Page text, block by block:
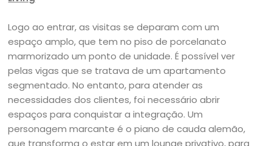
Logo ao entrar, as visitas se deparam com um
espaço amplo, que tem no piso de porcelanato
marmorizado um ponto de unidade. É possível ver
pelas vigas que se tratava de um apartamento
segmentado. No entanto, para atender as
necessidades dos clientes, foi necessário abrir
espaços para conquistar a integração. Um
personagem marcante é o piano de cauda alemão,
que transforma o estar em um lounge privativo, para